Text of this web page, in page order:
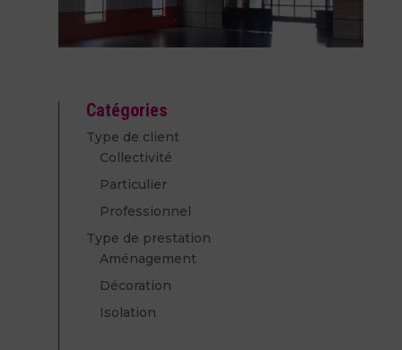
Catégories
Type de client
Collectivité
Particulier
Professionnel
Type de prestation
Aménagement
Décoration
Isolation